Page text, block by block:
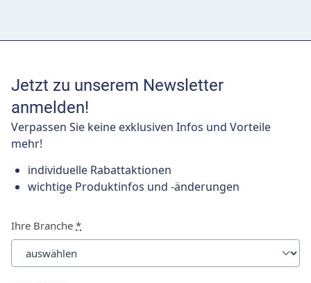
Jetzt zu unserem Newsletter
anmelden!
Verpassen Sie keine exklusiven Infos und Vorteile
mehr!
individuelle Rabattaktionen
wichtige Produktinfos und -änderungen
Ihre Branche *